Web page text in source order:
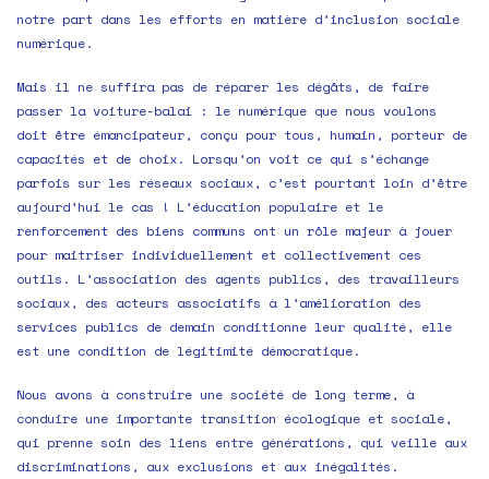
notre part dans les efforts en matière d’inclusion sociale
numérique.
Mais il ne suffira pas de réparer les dégâts, de faire
passer la voiture-balai : le numérique que nous voulons
doit être émancipateur, conçu pour tous, humain, porteur de
capacités et de choix. Lorsqu’on voit ce qui s’échange
parfois sur les réseaux sociaux, c’est pourtant loin d’être
aujourd’hui le cas ! L’éducation populaire et le
renforcement des biens communs ont un rôle majeur à jouer
pour maitriser individuellement et collectivement ces
outils. L’association des agents publics, des travailleurs
sociaux, des acteurs associatifs à l’amélioration des
services publics de demain conditionne leur qualité, elle
est une condition de légitimité démocratique.
Nous avons à construire une société de long terme, à
conduire une importante transition écologique et sociale,
qui prenne soin des liens entre générations, qui veille aux
discriminations, aux exclusions et aux inégalités.